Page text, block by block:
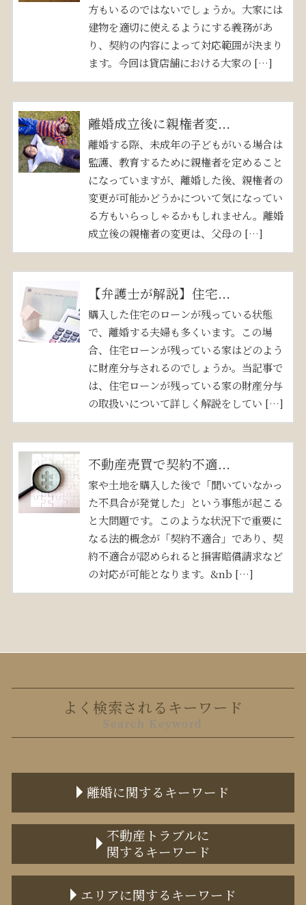
方もいるのではないでしょうか。大家には
建物を適切に使えるようにする義務があ
り、契約の内容によって対応範囲が決まり
ます。今回は貸店舗における大家の […]
離婚成立後に親権者変...
離婚する際、未成年の子どもがいる場合は
監護、教育するために親権者を定めること
になっていますが、離婚した後、親権者の
変更が可能かどうかについて気になってい
る方もいらっしゃるかもしれません。離婚
成立後の親権者の変更は、父母の […]
【弁護士が解説】住宅...
購入した住宅のローンが残っている状態
で、離婚する夫婦も多くいます。この場
合、住宅ローンが残っている家はどのよう
に財産分与されるのでしょうか。当記事で
は、住宅ローンが残っている家の財産分与
の取扱いについて詳しく解説をしてい […]
不動産売買で契約不適...
家や土地を購入した後で「聞いていなかっ
た不具合が発覚した」という事態が起こる
と大問題です。このような状況下で重要に
なる法的概念が「契約不適合」であり、契
約不適合が認められると損害賠償請求など
の対応が可能となります。&nb […]
よく検索されるキーワード
Search Keyword
離婚に関するキーワード
面会交流 15歳以上
協議離婚 弁護士
不動産トラブルに
関するキーワード
エリアに関するキーワード